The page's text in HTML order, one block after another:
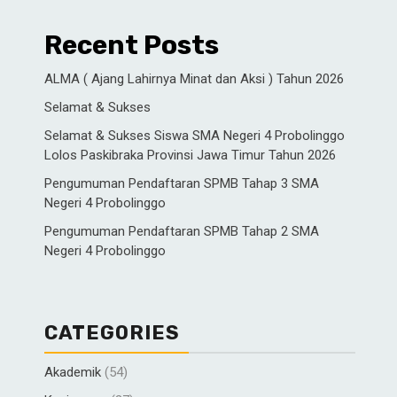
Recent Posts
ALMA ( Ajang Lahirnya Minat dan Aksi ) Tahun 2026
Selamat & Sukses
Selamat & Sukses Siswa SMA Negeri 4 Probolinggo
Lolos Paskibraka Provinsi Jawa Timur Tahun 2026
Pengumuman Pendaftaran SPMB Tahap 3 SMA
Negeri 4 Probolinggo
Pengumuman Pendaftaran SPMB Tahap 2 SMA
Negeri 4 Probolinggo
CATEGORIES
Akademik (54)